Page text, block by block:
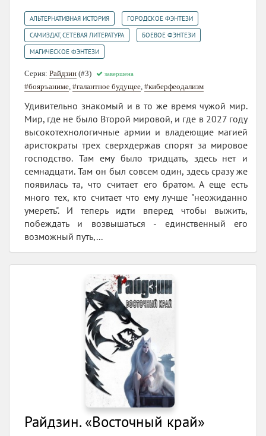
АЛЬТЕРНАТИВНАЯ ИСТОРИЯ ГОРОДСКОЕ ФЭНТЕЗИ
САМИЗДАТ, СЕТЕВАЯ ЛИТЕРАТУРА БОЕВОЕ ФЭНТЕЗИ
МАГИЧЕСКОЕ ФЭНТЕЗИ
Серия: Райдзин (#3) завершена
#бояръаниме, #галантное будущее, #киберфеодализм
Удивительно знакомый и в то же время чужой мир.
Мир, где не было Второй мировой, и где в 2027 году
высокотехнологичные армии и владеющие магией
аристократы трех сверхдержав спорят за мировое
господство. Там ему было тридцать, здесь нет и
семнадцати. Там он был совсем один, здесь сразу же
появилась та, что считает его братом. А еще есть
много тех, кто считает что ему лучше "неожиданно
умереть". И теперь идти вперед чтобы выжить,
побеждать и возвышаться - единственный его
возможный путь,...
Райдзин. «Восточный край»